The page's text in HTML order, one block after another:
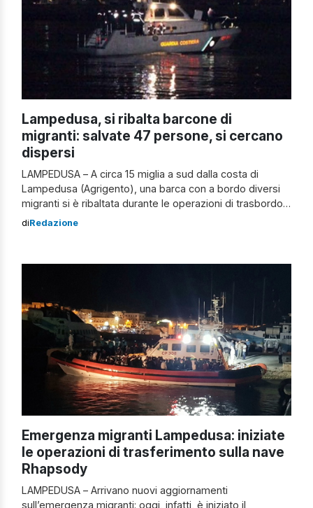
Lampedusa, si ribalta barcone di
migranti: salvate 47 persone, si cercano
dispersi
LAMPEDUSA – A circa 15 miglia a sud dalla costa di
Lampedusa (Agrigento), una barca con a bordo diversi
migranti si è ribaltata durante le operazioni di trasbordo.
Sul posto, infatti, era presente la Guardia Costiera per le
Continuano, invece, […]
diRedazione
Emergenza migranti Lampedusa: iniziate
le operazioni di trasferimento sulla nave
Rhapsody
LAMPEDUSA – Arrivano nuovi aggiornamenti
sull’emergenza migranti: oggi, infatti, è iniziato il